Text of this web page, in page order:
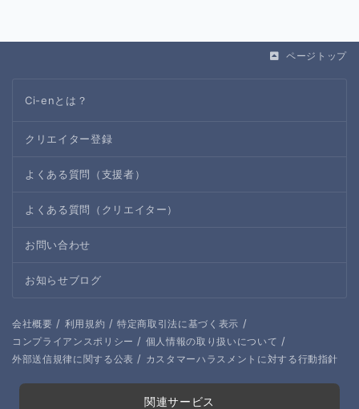
ページトップ
Ci-enとは？
クリエイター登録
よくある質問（支援者）
よくある質問（クリエイター）
お問い合わせ
お知らせブログ
会社概要 / 利用規約 / 特定商取引法に基づく表示 /
コンプライアンスポリシー / 個人情報の取り扱いについて /
外部送信規律に関する公表 / カスタマーハラスメントに対する行動指針
関連サービス